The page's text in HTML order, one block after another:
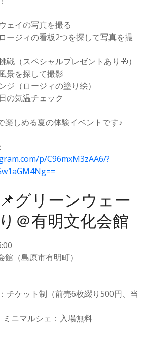
ェイの写真を撮る
ージィの看板2つを探して写真を撮
戦（スペシャルプレゼントあり🎁）
景を探して撮影
ジ（ロージィの塗り絵）
の気温チェック
楽しめる夏の体験イベントです♪
p/C96mxM3zAA6/?
グリーンウェー
＠有明文化会館
（島原市有明町）
チケット制（前売6枚綴り500円、当
ニマルシェ：入場無料